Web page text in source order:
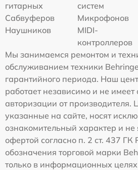
гитарных
систем
Сабвуферов
Микрофонов
Наушников
MIDI-
контроллеров
Мы занимаемся ремонтом и
обслуживанием техники
гарантийного периода. Наш
работает независимо и не
авторизации от производителя.
указанные на сайте, носят
ознакомительный характер и не
офертой согласно п. 2 ст. 437
обозначения торговой марки
только в информационных